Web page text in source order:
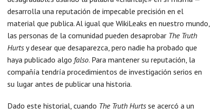
desarrolla una reputación de impecable precisión en el
material que publica. Al igual que WikiLeaks en nuestro mundo,
las personas de la comunidad pueden desaprobar The Truth
Hurts y desear que desaparezca, pero nadie ha probado que
haya publicado algo falso. Para mantener su reputación, la
compañía tendría procedimientos de investigación serios en
su lugar antes de publicar una historia.
Dado este historial, cuando The Truth Hurts se acercó a un